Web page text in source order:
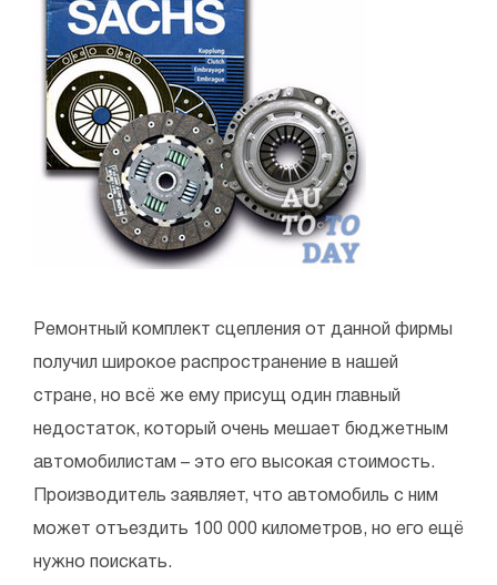
Ремонтный комплект сцепления от данной фирмы
получил широкое распространение в нашей
стране, но всё же ему присущ один главный
недостаток, который очень мешает бюджетным
автомобилистам – это его высокая стоимость.
Производитель заявляет, что автомобиль с ним
может отъездить 100 000 километров, но его ещё
нужно поискать.